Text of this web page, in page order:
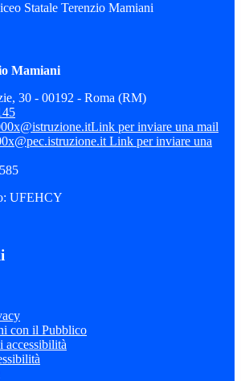
Statale Terenzio Mamiani
Mamiani
30 - 00192 - Roma (RM)
Link per inviare una mail
Link per inviare una
UFEHCY
con il Pubblico
accessibilità